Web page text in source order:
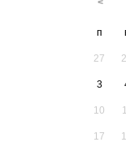
п
27
3
10
17